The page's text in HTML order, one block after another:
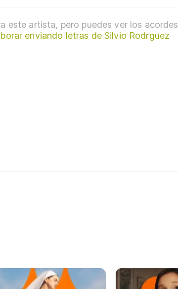
este artista, pero puedes ver los acordes
enviando letras de Silvio Rodrguez